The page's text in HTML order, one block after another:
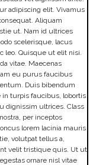
adipiscing elit. Vivamus
Aliquam
ut. Nam id ultrices
scelerisque, lacus
leo. Quisque ut elit nisi.
vitae. Maecenas
eu purus faucibus
Duis bibendum
in turpis faucibus, lobortis
dignissim ultrices. Class
per inceptos
lorem lacinia mauris
volutpat tellus a,
velit tristique quis. Ut ut
ornare nisl vitae